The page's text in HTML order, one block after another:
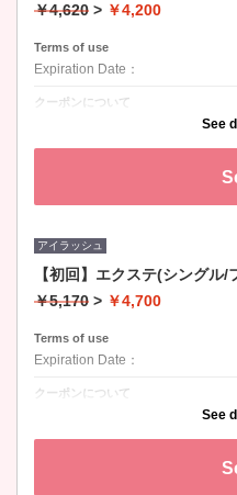
￥4,620 > ￥4,200
Terms of use
Expiration Date：
クーポンについて
カール：Ｊ、Ｃ、Ｄ / 長さ：8-See
アイラッシュ
【初回】エクステ(シングル
￥5,170 > ￥4,700
Terms of use
Expiration Date：
クーポンについて
カール：Ｊ、Ｃ、Ｄ / 長さ：8-See